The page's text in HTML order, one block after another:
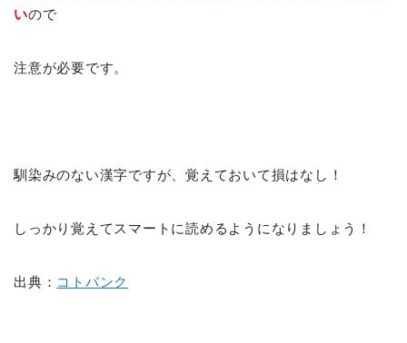
いので
注意が必要です。
馴染みのない漢字ですが、覚えておいて損はなし！
しっかり覚えてスマートに読めるようになりましょう！
出典： コトバンク